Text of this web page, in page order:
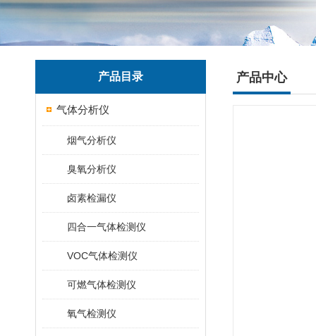
产品目录
气体分析仪
烟气分析仪
臭氧分析仪
卤素检漏仪
四合一气体检测仪
VOC气体检测仪
可燃气体检测仪
氧气检测仪
产品中心